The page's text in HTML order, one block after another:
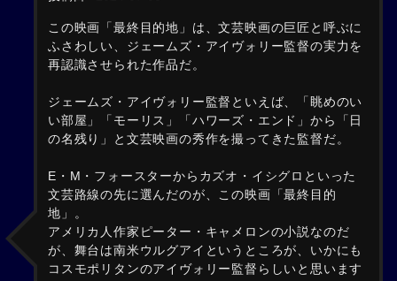
この映画「最終目的地」は、文芸映画の巨匠と呼ぶに
ふさわしい、ジェームズ・アイヴォリー監督の実力を
再認識させられた作品だ。
ジェームズ・アイヴォリー監督といえば、「眺めのい
い部屋」「モーリス」「ハワーズ・エンド」から「日
の名残り」と文芸映画の秀作を撮ってきた監督だ。
E・M・フォースターからカズオ・イシグロといった
文芸路線の先に選んだのが、この映画「最終目的
地」。
アメリカ人作家ピーター・キャメロンの小説なのだ
が、舞台は南米ウルグアイというところが、いかにも
コスモポリタンのアイヴォリー監督らしいと思います